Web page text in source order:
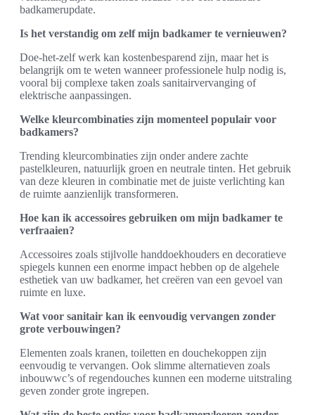
badkamerupdate.
Is het verstandig om zelf mijn badkamer te vernieuwen?
Doe-het-zelf werk kan kostenbesparend zijn, maar het is
belangrijk om te weten wanneer professionele hulp nodig is,
vooral bij complexe taken zoals sanitairvervanging of
elektrische aanpassingen.
Welke kleurcombinaties zijn momenteel populair voor
badkamers?
Trending kleurcombinaties zijn onder andere zachte
pastelkleuren, natuurlijk groen en neutrale tinten. Het gebruik
van deze kleuren in combinatie met de juiste verlichting kan
de ruimte aanzienlijk transformeren.
Hoe kan ik accessoires gebruiken om mijn badkamer te
verfraaien?
Accessoires zoals stijlvolle handdoekhouders en decoratieve
spiegels kunnen een enorme impact hebben op de algehele
esthetiek van uw badkamer, het creëren van een gevoel van
ruimte en luxe.
Wat voor sanitair kan ik eenvoudig vervangen zonder
grote verbouwingen?
Elementen zoals kranen, toiletten en douchekoppen zijn
eenvoudig te vervangen. Ook slimme alternatieven zoals
inbouwwc’s of regendouches kunnen een moderne uitstraling
geven zonder grote ingrepen.